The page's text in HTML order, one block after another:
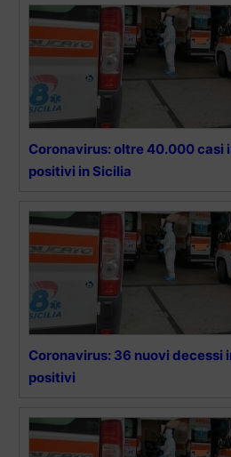
Coronavirus: oltre 40.000 casi
positivi in Sicilia
Coronavirus: 36 nuovi decessi
positivi